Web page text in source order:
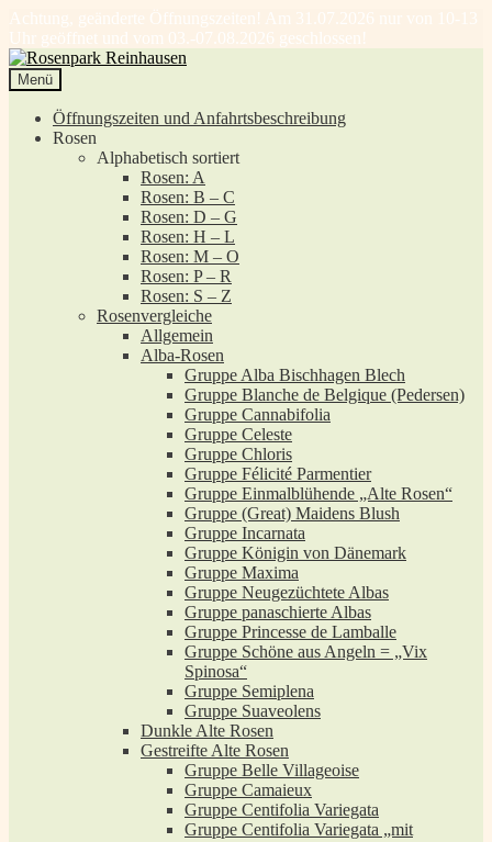
Achtung, geänderte Öffnungszeiten! Am 31.07.2026 nur von 10-13
Uhr geöffnet und vom 03.-07.08.2026 geschlossen!
Zur
Navigation
springen
Zum
Inhalt
springen
Menü
Öffnungszeiten und Anfahrtsbeschreibung
Rosen
Alphabetisch sortiert
Rosen: A
Rosen: B – C
Rosen: D – G
Rosen: H – L
Rosen: M – O
Rosen: P – R
Rosen: S – Z
Rosenvergleiche
Allgemein
Alba-Rosen
Gruppe Alba Bischhagen Blech
Gruppe Blanche de Belgique (Pedersen)
Gruppe Cannabifolia
Gruppe Celeste
Gruppe Chloris
Gruppe Félicité Parmentier
Gruppe Einmalblühende „Alte Rosen“
Gruppe (Great) Maidens Blush
Gruppe Incarnata
Gruppe Königin von Dänemark
Gruppe Maxima
Gruppe Neugezüchtete Albas
Gruppe panaschierte Albas
Gruppe Princesse de Lamballe
Gruppe Schöne aus Angeln = „Vix
Spinosa“
Gruppe Semiplena
Gruppe Suaveolens
Dunkle Alte Rosen
Gestreifte Alte Rosen
Gruppe Belle Villageoise
Gruppe Camaieux
Gruppe Centifolia Variegata
Gruppe Centifolia Variegata „mit